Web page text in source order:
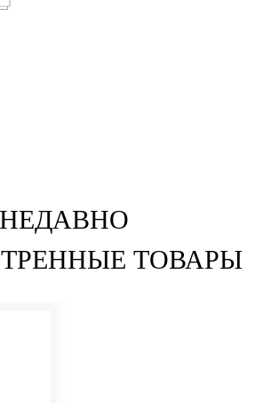
НЕДАВНО
ТОВАРЫ